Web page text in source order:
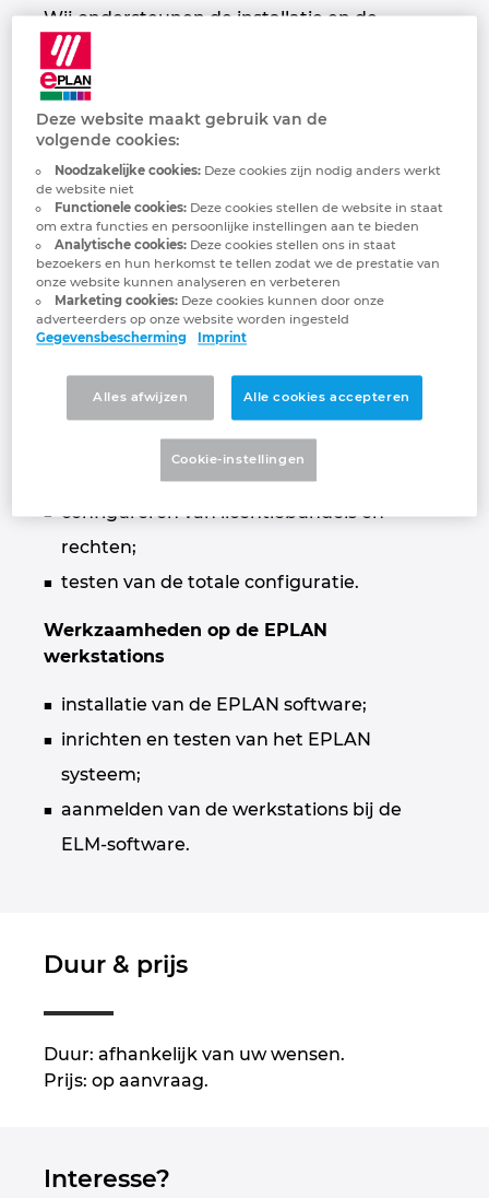
Wij ondersteunen de installatie en de
configuratie van uw ELM (EPLAN Licence
Manager) op uw WAN- en/of LAN-netwerk.
Daarna begeleiden we u bij de inrichting van
de werkstations van de engineers. We
informeren hen ook over de technische
aspecten van EPLAN. Optioneel
configureren we een monitoring tool
(logging) op een daarvoor geschikt systeem
en adviseren we over de opmaak van EPLAN
push-packages.
Werkzaamheden op de server
installatie van de hardlock drivers;
installatie van de hardlock service;
installatie en activering van de
licentiemanager (ELM);
configureren van licentiebundels en
rechten;
testen van de totale configuratie.
Werkzaamheden op de EPLAN
werkstations
installatie van de EPLAN software;
inrichten en testen van het EPLAN
systeem;
aanmelden van de werkstations bij de
ELM-software.
Duur & prijs
Duur: afhankelijk van uw wensen.
Prijs: op aanvraag.
Interesse?
Gebouwautomatisering
EPLAN in de praktijk
Configuratie
EPLAN integraties voor ERP, PDM en PLM
EPLAN Data Portal
EPLAN Education voor docenten
EPLAN Education voor studenten
EPLAN Collaboration Apps
Projectmanagement
Klantreferenties
Locaties
Contact
Trust Center
Bulgaria
Canada
Chile
China
China Taiwan
Colombia
Croatia
Finland
Germany
Greece
Hungary
India
Italy
Deze website maakt gebruik van de
volgende cookies:
Noodzakelijke cookies:Deze cookies zijn nodig anders werkt
de website niet
Functionele cookies:Deze cookies stellen de website in staat
om extra functies en persoonlijke instellingen aan te bieden
Analytische cookies:Deze cookies stellen ons in staat
bezoekers en hun herkomst te tellen zodat we de prestatie van
onze website kunnen analyseren en verbeteren
Marketing cookies:Deze cookies kunnen door onze
adverteerders op onze website worden ingesteld
Gegevensbescherming
Imprint
Alles afwijzen Alle cookies accepteren
Cookie-instellingen